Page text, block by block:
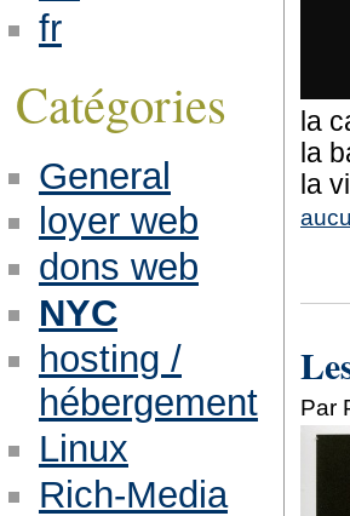
la
la
la
Par
fr
Catégories
General
loyer web
dons web
NYC
hosting /
hébergement
Linux
Rich-Media